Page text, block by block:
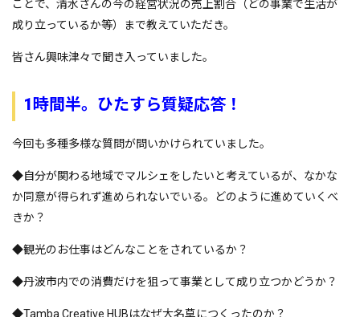
ことで、清水さんの今の経営状況の売上割合（どの事業で生活が
成り立っているか等）まで教えていただき。
皆さん興味津々で聞き入っていました。
1時間半。ひたすら質疑応答！
今回も多種多様な質問が問いかけられていました。
◆自分が関わる地域でマルシェをしたいと考えているが、なかな
か同意が得られず進められないでいる。どのように進めていくべ
きか？
◆観光のお仕事はどんなことをされているか？
◆丹波市内での消費だけを狙って事業として成り立つかどうか？
◆Tamba Creative HUBはなぜ大名草につくったのか？